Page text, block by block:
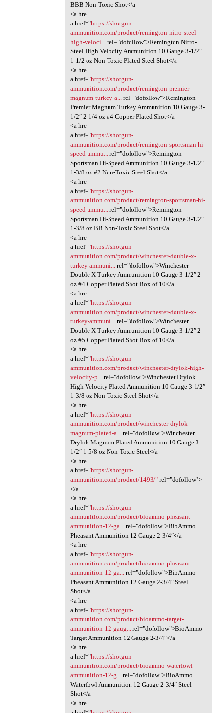
BBB Non-Toxic Shot</a
<a hre
a href="https://shotgun-
ammunition.com/product/remington-nitro-steel-
high-veloci...rel="dofollow">Remington Nitro-
Steel High Velocity Ammunition 10 Gauge 3-1/2″
1-1/2 oz Non-Toxic Plated Steel Shot</a
<a hre
a href="https://shotgun-
ammunition.com/product/remington-premier-
magnum-turkey-a...rel="dofollow">Remington
Premier Magnum Turkey Ammunition 10 Gauge 3-
1/2″ 2-1/4 oz #4 Copper Plated Shot</a
<a hre
a href="https://shotgun-
ammunition.com/product/remington-sportsman-hi-
speed-ammu...rel="dofollow">Remington
Sportsman Hi-Speed Ammunition 10 Gauge 3-1/2″
1-3/8 oz #2 Non-Toxic Steel Shot</a
<a hre
a href="https://shotgun-
ammunition.com/product/remington-sportsman-hi-
speed-ammu...rel="dofollow">Remington
Sportsman Hi-Speed Ammunition 10 Gauge 3-1/2″
1-3/8 oz BB Non-Toxic Steel Shot</a
<a hre
a href="https://shotgun-
ammunition.com/product/winchester-double-x-
turkey-ammuni...rel="dofollow">Winchester
Double X Turkey Ammunition 10 Gauge 3-1/2″ 2
oz #4 Copper Plated Shot Box of 10</a
<a hre
a href="https://shotgun-
ammunition.com/product/winchester-double-x-
turkey-ammuni...rel="dofollow">Winchester
Double X Turkey Ammunition 10 Gauge 3-1/2″ 2
oz #5 Copper Plated Shot Box of 10</a
<a hre
a href="https://shotgun-
ammunition.com/product/winchester-drylok-high-
velocity-p...rel="dofollow">Winchester Drylok
High Velocity Plated Ammunition 10 Gauge 3-1/2″
1-3/8 oz Non-Toxic Steel Shot</a
<a hre
a href="https://shotgun-
ammunition.com/product/winchester-drylok-
magnum-plated-a...rel="dofollow">Winchester
Drylok Magnum Plated Ammunition 10 Gauge 3-
1/2″ 1-5/8 oz Non-Toxic Steel</a
<a hre
a href="https://shotgun-
ammunition.com/product/1493/"rel="dofollow">
</a
<a hre
a href="https://shotgun-
ammunition.com/product/bioammo-pheasant-
ammunition-12-ga...rel="dofollow">BioAmmo
Pheasant Ammunition 12 Gauge 2-3/4″</a
<a hre
a href="https://shotgun-
ammunition.com/product/bioammo-pheasant-
ammunition-12-ga...rel="dofollow">BioAmmo
Pheasant Ammunition 12 Gauge 2-3/4″ Steel
Shot</a
<a hre
a href="https://shotgun-
ammunition.com/product/bioammo-target-
ammunition-12-gaug...rel="dofollow">BioAmmo
Target Ammunition 12 Gauge 2-3/4″</a
<a hre
a href="https://shotgun-
ammunition.com/product/bioammo-waterfowl-
ammunition-12-g...rel="dofollow">BioAmmo
Waterfowl Ammunition 12 Gauge 2-3/4″ Steel
Shot</a
<a hre